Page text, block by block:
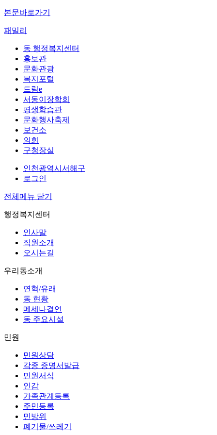
본문바로가기
패밀리
동 행정복지센터
홍보관
문화관광
복지포털
드림e
서동이장학회
평생학습관
문화행사축제
보건소
의회
구청장실
인천광역시서해구
로그인
전체메뉴 닫기
행정복지센터
인사말
직원소개
오시는길
우리동소개
연혁/유래
동 현황
메세나결연
동 주요시설
민원
민원상담
각종 증명서발급
민원서식
인감
가족관계등록
주민등록
민방위
폐기물/쓰레기